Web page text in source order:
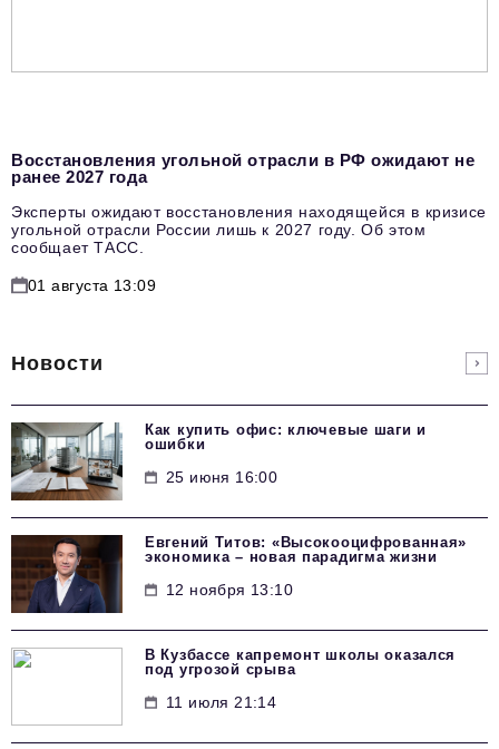
Восстановления угольной отрасли в РФ ожидают не
ранее 2027 года
Эксперты ожидают восстановления находящейся в кризисе
угольной отрасли России лишь к 2027 году. Об этом
сообщает ТАСС.
01 августа 13:09
Новости
Как купить офис: ключевые шаги и
ошибки
25 июня 16:00
Евгений Титов: «Высокооцифрованная»
экономика – новая парадигма жизни
12 ноября 13:10
В Кузбассе капремонт школы оказался
под угрозой срыва
11 июля 21:14